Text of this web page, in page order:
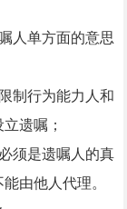
人单方面的意思
制行为能力人和
遗嘱；
须是遗嘱人的真
由他人代理。